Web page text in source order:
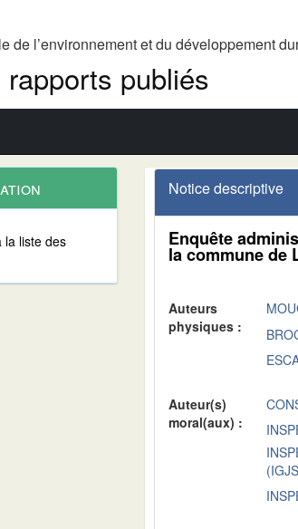
de l’environnement et du développement
publiés
la liste des
Notice descriptive
Enquête
la commune de
Auteurs
physiques :
Auteur(s)
moral(aux) :